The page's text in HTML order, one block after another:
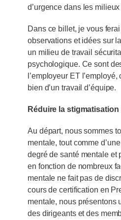
d’urgence dans les
Dans ce billet, je vous
observations et idées sur
un milieu de travail
psychologique. Ce sont
l’employeur ET
bien d’un travail d’équipe.
Réduire la stigmatisation
Au départ, nous sommes
mentale, tout comme
degré de santé mentale et
en fonction de nombreux
mentale ne fait pas de
cours de certification en
mentale, nous présentons
des dirigeants et des